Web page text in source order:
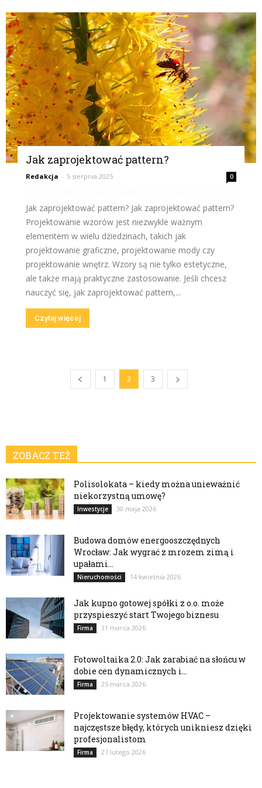
Jak zaprojektować pattern?
Redakcja - 5 sierpnia 2025 0
Jak zaprojektować pattern? Jak zaprojektować pattern?
Projektowanie wzorów jest niezwykle ważnym
elementem w wielu dziedzinach, takich jak
projektowanie graficzne, projektowanie mody czy
projektowanie wnętrz. Wzory są nie tylko estetyczne,
ale także mają praktyczne zastosowanie. Jeśli chcesz
nauczyć się, jak zaprojektować pattern,...
Czytaj więcej
1 2 3
ZOBACZ TEŻ
Polisolokata – kiedy można unieważnić
niekorzystną umowę?
Inwestycje 30 maja 2026
Budowa domów energooszczędnych
Wrocław: Jak wygrać z mrozem zimą i
upałami...
Nieruchomości 14 kwietnia 2026
Jak kupno gotowej spółki z o.o. może
przyspieszyć start Twojego biznesu
Firma 31 marca 2026
Fotowoltaika 2.0: Jak zarabiać na słońcu w
dobie cen dynamicznych i...
Firma 25 marca 2026
Projektowanie systemów HVAC –
najczęstsze błędy, których unikniesz dzięki
profesjonalistom
Firma 27 lutego 2026